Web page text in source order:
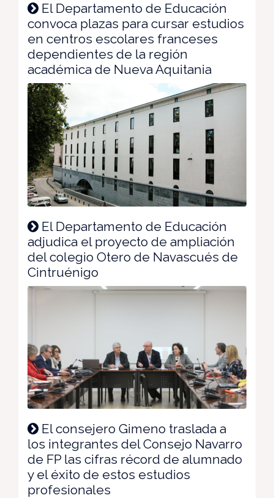
El Departamento de Educación
convoca plazas para cursar estudios
en centros escolares franceses
dependientes de la región
académica de Nueva Aquitania
El Departamento de Educación
adjudica el proyecto de ampliación
del colegio Otero de Navascués de
Cintruénigo
El consejero Gimeno traslada a
los integrantes del Consejo Navarro
de FP las cifras récord de alumnado
y el éxito de estos estudios
profesionales